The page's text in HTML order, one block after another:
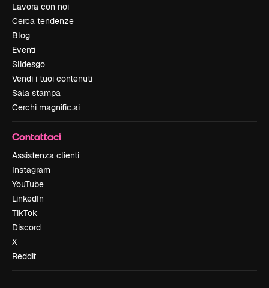
Lavora con noi
Cerca tendenze
Blog
Eventi
Slidesgo
Vendi i tuoi contenuti
Sala stampa
Cerchi magnific.ai
Contattaci
Assistenza clienti
Instagram
YouTube
LinkedIn
TikTok
Discord
X
Reddit